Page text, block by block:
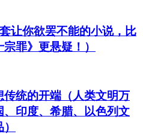
让你欲罢不能的小说，比
罪》更悬疑！）
统的开端（人类文明万
印度、希腊、以色列文